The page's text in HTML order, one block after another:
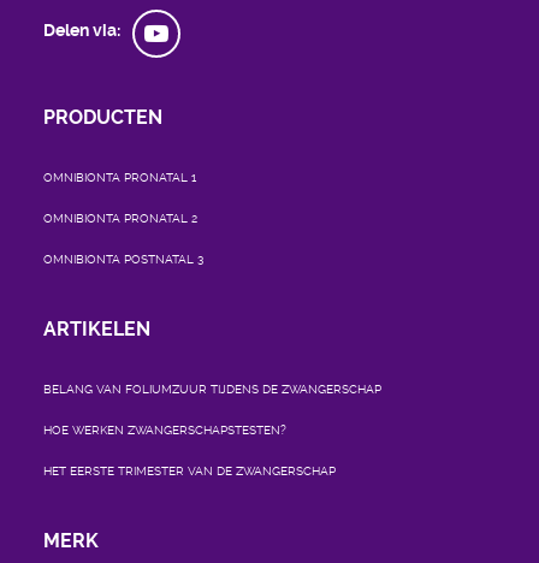
PRODUCTEN
OMNIBIONTA PRONATAL 1
OMNIBIONTA PRONATAL 2
OMNIBIONTA POSTNATAL 3
ARTIKELEN
BELANG VAN FOLIUMZUUR TIJDENS DE ZWANGERSCHAP
HOE WERKEN ZWANGERSCHAPSTESTEN?
HET EERSTE TRIMESTER VAN DE ZWANGERSCHAP
MERK
Delen via: